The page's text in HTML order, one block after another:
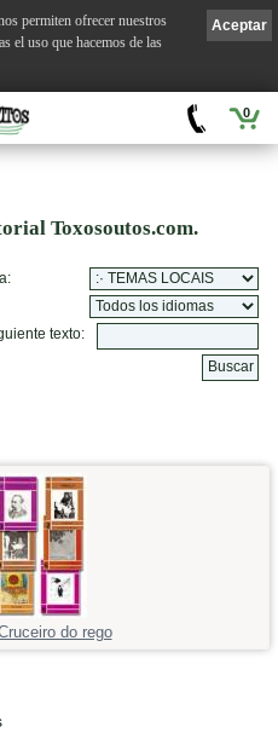
0
Toxosoutos.com.
texto:
do rego
Aceptar
permiten ofrecer nuestros
el uso que hacemos de las